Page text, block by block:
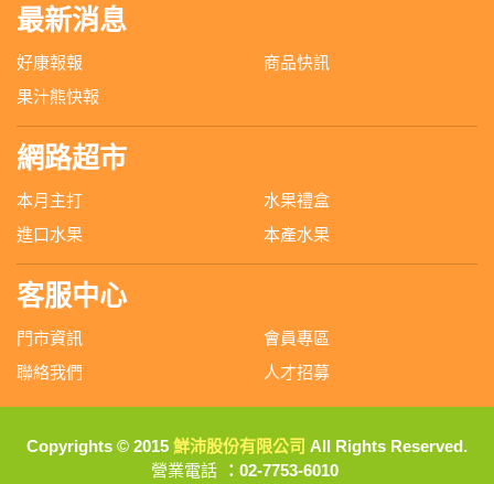
最新消息
好康報報
商品快訊
果汁熊快報
網路超市
本月主打
水果禮盒
進口水果
本產水果
客服中心
門市資訊
會員專區
聯絡我們
人才招募
Copyrights © 2015 鮮沛股份有限公司 All Rights Reserved.
營業電話
：02-7753-6010